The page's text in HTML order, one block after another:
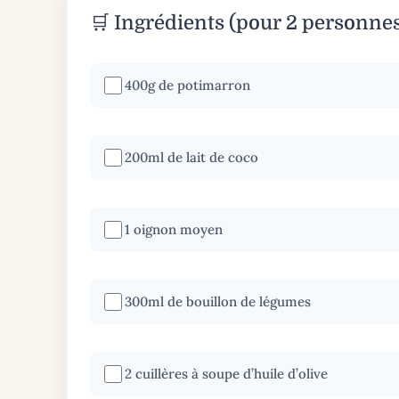
🛒 Ingrédients (pour 2
400g de potimarron
200ml de lait de coco
1 oignon moyen
300ml de bouillon de légumes
2 cuillères à soupe d’huile d’olive